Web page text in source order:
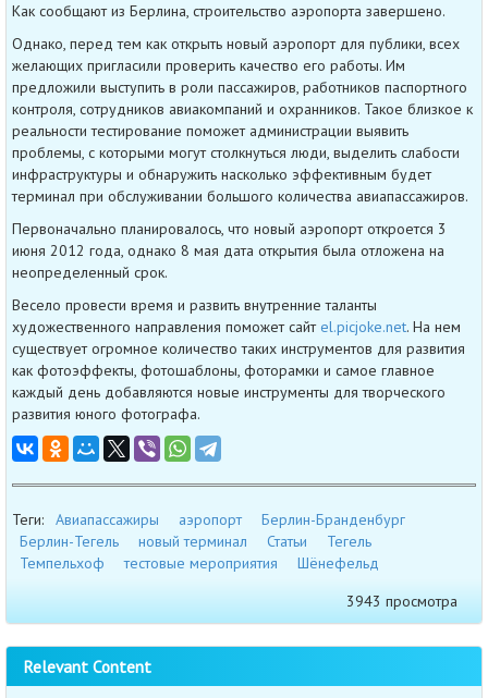
Как сообщают из Берлина, строительство аэропорта завершено.
Однако, перед тем как открыть новый аэропорт для публики, всех
желающих пригласили проверить качество его работы. Им
предложили выступить в роли пассажиров, работников паспортного
контроля, сотрудников авиакомпаний и охранников. Такое близкое к
реальности тестирование поможет администрации выявить
проблемы, с которыми могут столкнуться люди, выделить слабости
инфраструктуры и обнаружить насколько эффективным будет
терминал при обслуживании большого количества авиапассажиров.
Первоначально планировалось, что новый аэропорт откроется 3
июня 2012 года, однако 8 мая дата открытия была отложена на
неопределенный срок.
Весело провести время и развить внутренние таланты
художественного направления поможет сайт el.picjoke.net. На нем
существует огромное количество таких инструментов для развития
как фотоэффекты, фотошаблоны, фоторамки и самое главное
каждый день добавляются новые инструменты для творческого
развития юного фотографа.
Теги: Авиапассажиры аэропорт
Берлин-Бранденбург
Берлин-Тегель
новый терминал Статьи
Тегель
Темпельхоф
тестовые мероприятия
Шёнефельд
3943 просмотра
Relevant Content